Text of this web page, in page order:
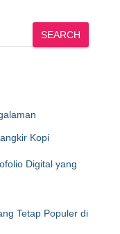
SEARCH
Kopi
Digital yang
Tetap Populer di